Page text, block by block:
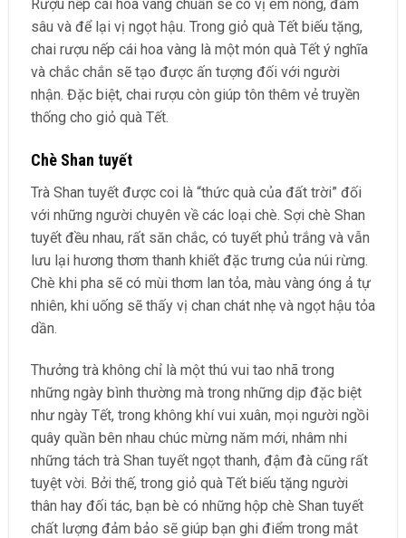
Rượu nếp cái hoa vàng chuẩn sẽ có vị êm nồng, đằm
sâu và để lại vị ngọt hậu. Trong giỏ quà Tết biếu tặng,
chai rượu nếp cái hoa vàng là một món quà Tết ý nghĩa
và chắc chắn sẽ tạo được ấn tượng đối với người
nhận. Đặc biệt, chai rượu còn giúp tôn thêm vẻ truyền
thống cho giỏ quà Tết.
Chè Shan tuyết
Trà Shan tuyết được coi là “thức quà của đất trời” đối
với những người chuyên về các loại chè. Sợi chè Shan
tuyết đều nhau, rất săn chắc, có tuyết phủ trắng và vẫn
lưu lại hương thơm thanh khiết đặc trưng của núi rừng.
Chè khi pha sẽ có mùi thơm lan tỏa, màu vàng óng ả tự
nhiên, khi uống sẽ thấy vị chan chát nhẹ và ngọt hậu tỏa
dần.
Thưởng trà không chỉ là một thú vui tao nhã trong
những ngày bình thường mà trong những dịp đặc biệt
như ngày Tết, trong không khí vui xuân, mọi người ngồi
quây quần bên nhau chúc mừng năm mới, nhâm nhi
những tách trà Shan tuyết ngọt thanh, đậm đà cũng rất
tuyệt vời. Bởi thế, trong giỏ quà Tết biếu tặng người
thân hay đối tác, bạn bè có những hộp chè Shan tuyết
chất lượng đảm bảo sẽ giúp bạn ghi điểm trong mắt